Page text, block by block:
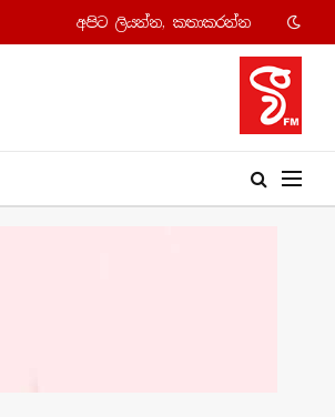
අපි​ට ලියන්න, කතාකරන්​න